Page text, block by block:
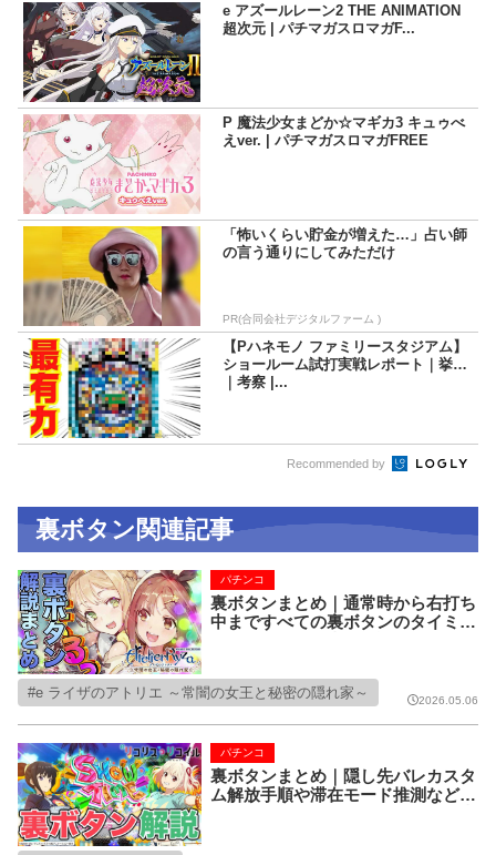
e アズールレーン2 THE ANIMATION
超次元 | パチマガスロマガF...
P 魔法少女まどか☆マギカ3 キュゥべ
えver. | パチマガスロマガFREE
「怖いくらい貯金が増えた…」占い師
の言う通りにしてみただけ
PR(合同会社デジタルファーム )
【Pハネモノ ファミリースタジアム】
ショールーム試打実戦レポート｜挙動
｜考察 |...
Recommended by
裏ボタン関連記事
裏ボタンまとめ｜通常時から右打ち
中まですべての裏ボタンのタイミン
隠れ家～】
パチンコ
e ライザのアトリエ ～常闇の女王と秘密の隠れ家～ 2026.05.06
裏ボタンまとめ｜隠し先バレカスタ
ム解放手順や滞在モード推測など裏
パチンコ